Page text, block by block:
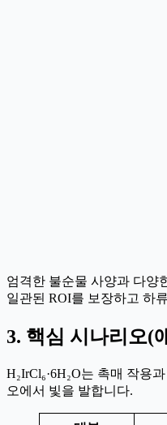
엄격한 불순물 사양과 다양
일관된 ROI를 보장하고 하
3. 핵심 시나리오(
H₂IrCl₆·6H₂O는 촉매 작용
오에서 빛을 발합니다.